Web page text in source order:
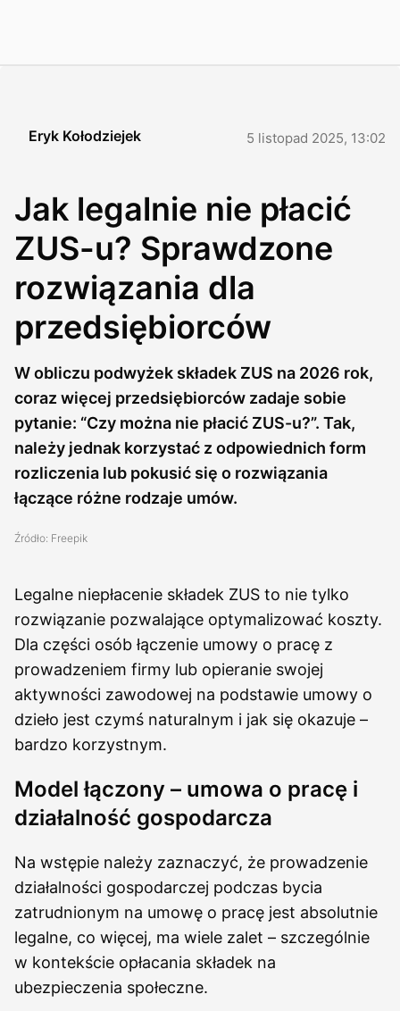
Eryk Kołodziejek 5 listopad 2025, 13:02
Jak legalnie nie płacić
ZUS-u? Sprawdzone
rozwiązania dla
przedsiębiorców
W obliczu podwyżek składek ZUS na 2026 rok,
coraz więcej przedsiębiorców zadaje sobie
pytanie: “Czy można nie płacić ZUS-u?”. Tak,
należy jednak korzystać z odpowiednich form
rozliczenia lub pokusić się o rozwiązania
łączące różne rodzaje umów.
Źródło: Freepik
Legalne niepłacenie składek ZUS to nie tylko
rozwiązanie pozwalające optymalizować koszty.
Dla części osób łączenie umowy o pracę z
prowadzeniem firmy lub opieranie swojej
aktywności zawodowej na podstawie umowy o
dzieło jest czymś naturalnym i jak się okazuje –
bardzo korzystnym.
Model łączony – umowa o pracę i
działalność gospodarcza
Na wstępie należy zaznaczyć, że prowadzenie
działalności gospodarczej podczas bycia
zatrudnionym na umowę o pracę jest absolutnie
legalne, co więcej, ma wiele zalet – szczególnie
w kontekście opłacania składek na
ubezpieczenia społeczne.